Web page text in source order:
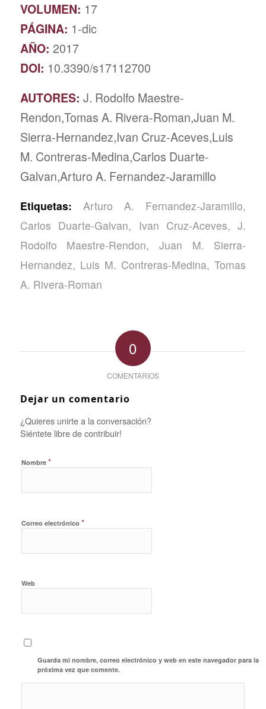
VOLUMEN: 17
PÁGINA: 1-dic
AÑO: 2017
DOI: 10.3390/s17112700
AUTORES: J. Rodolfo Maestre-
Rendon,Tomas A. Rivera-Roman,Juan M.
Sierra-Hernandez,Ivan Cruz-Aceves,Luis
M. Contreras-Medina,Carlos Duarte-
Galvan,Arturo A. Fernandez-Jaramillo
Etiquetas: Arturo A. Fernandez-Jaramillo,
Carlos Duarte-Galvan, Ivan Cruz-Aceves,J.
Rodolfo Maestre-Rendon, Juan M. Sierra-
Hernandez, Luis M. Contreras-Medina,Tomas
A. Rivera-Roman
0
COMENTARIOS
Dejar un comentario
¿Quieres unirte a la conversación?
Siéntete libre de contribuir!
Nombre *
Correo electrónico *
Web
Guarda mi nombre, correo electrónico y web en este navegador para la
próxima vez que comente.